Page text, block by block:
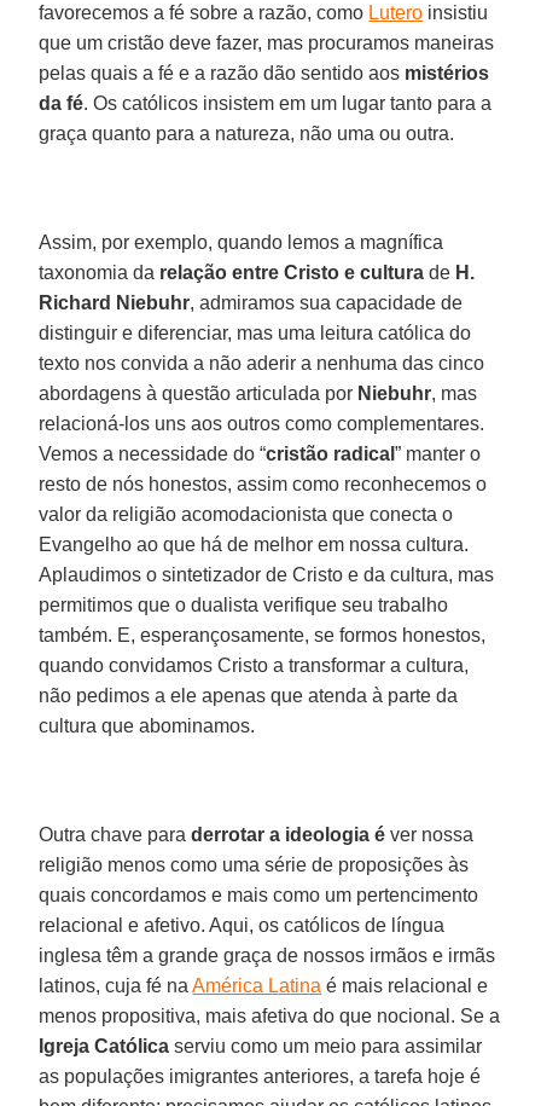
favorecemos a fé sobre a razão, como Lutero insistiu
que um cristão deve fazer, mas procuramos maneiras
pelas quais a fé e a razão dão sentido aos mistérios
da fé. Os católicos insistem em um lugar tanto para a
graça quanto para a natureza, não uma ou outra.
Assim, por exemplo, quando lemos a magnífica
taxonomia da relação entre Cristo e cultura de H.
Richard Niebuhr, admiramos sua capacidade de
distinguir e diferenciar, mas uma leitura católica do
texto nos convida a não aderir a nenhuma das cinco
abordagens à questão articulada por Niebuhr, mas
relacioná-los uns aos outros como complementares.
Vemos a necessidade do “cristão radical” manter o
resto de nós honestos, assim como reconhecemos o
valor da religião acomodacionista que conecta o
Evangelho ao que há de melhor em nossa cultura.
Aplaudimos o sintetizador de Cristo e da cultura, mas
permitimos que o dualista verifique seu trabalho
também. E, esperançosamente, se formos honestos,
quando convidamos Cristo a transformar a cultura,
não pedimos a ele apenas que atenda à parte da
cultura que abominamos.
Outra chave paraderrotar a ideologia é ver nossa
religião menos como uma série de proposições às
quais concordamos e mais como um pertencimento
relacional e afetivo. Aqui, os católicos de língua
inglesa têm a grande graça de nossos irmãos e irmãs
latinos, cuja fé naAmérica Latina é mais relacional e
menos propositiva, mais afetiva do que nocional. Se a
Igreja Católica serviu como um meio para assimilar
as populações imigrantes anteriores, a tarefa hoje é